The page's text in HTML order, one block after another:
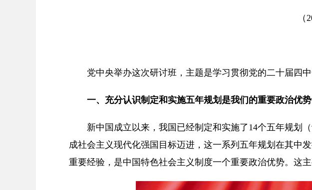
（
党中央举办这次研讨班，主题是学习贯彻党的二十届四中
一、充分认识制定和实施五年规划是我们的重要政治优势
新中国成立以来，我国已经制定和实施了14个五年规划（
成社会主义现代化强国目标迈进，这一系列五年规划在其中
重要经验，是中国特色社会主义制度一个重要政治优势。这主